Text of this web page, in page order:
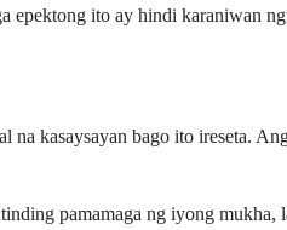
epektong ito ay hindi karaniwan
kasaysayan bago ito ireseta.
pamamaga ng iyong